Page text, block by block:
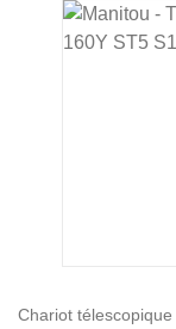
Ignorer la
Chariot